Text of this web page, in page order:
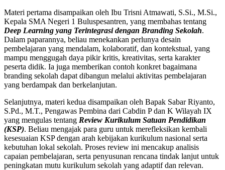
Materi pertama disampaikan oleh Ibu Trisni Atmawati, S.Si., M.Si.,
Kepala SMA Negeri 1 Buluspesantren, yang membahas tentang
Deep Learning yang Terintegrasi dengan Branding Sekolah.
Dalam paparannya, beliau menekankan perlunya desain
pembelajaran yang mendalam, kolaboratif, dan kontekstual, yang
mampu menggugah daya pikir kritis, kreativitas, serta karakter
peserta didik. Ia juga memberikan contoh konkret bagaimana
branding sekolah dapat dibangun melalui aktivitas pembelajaran
yang berdampak dan berkelanjutan.
Selanjutnya, materi kedua disampaikan oleh Bapak Sabar Riyanto,
S.Pd., M.T., Pengawas Pembina dari Cabdin P dan K Wilayah IX
yang mengulas tentang Review Kurikulum Satuan Pendidikan
(KSP). Beliau mengajak para guru untuk merefleksikan kembali
kesesuaian KSP dengan arah kebijakan kurikulum nasional serta
kebutuhan lokal sekolah. Proses review ini mencakup analisis
capaian pembelajaran, serta penyusunan rencana tindak lanjut untuk
peningkatan mutu kurikulum sekolah yang adaptif dan relevan.